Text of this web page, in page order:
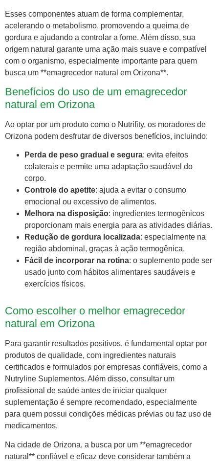
Esses componentes atuam de forma complementar,
acelerando o metabolismo, promovendo a queima de
gordura e ajudando a controlar a fome. Além disso, sua
origem natural garante uma ação mais suave e compatível
com o organismo, especialmente importante para quem
busca um **emagrecedor natural em Orizona**.
Benefícios do uso de um emagrecedor
natural em Orizona
Ao optar por um produto como o Nutrifity, os moradores de
Orizona podem desfrutar de diversos benefícios, incluindo:
Perda de peso gradual e segura: evita efeitos
colaterais e permite uma adaptação saudável do
corpo.
Controle do apetite: ajuda a evitar o consumo
emocional ou excessivo de alimentos.
Melhora na disposição: ingredientes termogênicos
proporcionam mais energia para as atividades diárias.
Redução de gordura localizada: especialmente na
região abdominal, graças à ação termogênica.
Fácil de incorporar na rotina: o suplemento pode ser
usado junto com hábitos alimentares saudáveis e
exercícios físicos.
Como escolher o melhor emagrecedor
natural em Orizona
Para garantir resultados positivos, é fundamental optar por
produtos de qualidade, com ingredientes naturais
certificados e formulados por empresas confiáveis, como a
Nutryline Suplementos. Além disso, consultar um
profissional de saúde antes de iniciar qualquer
suplementação é sempre recomendado, especialmente
para quem possui condições médicas prévias ou faz uso de
medicamentos.
Na cidade de Orizona, a busca por um **emagrecedor
natural** confiável e eficaz deve considerar também a